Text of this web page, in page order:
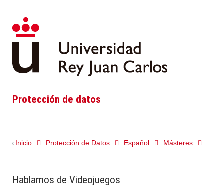
Protección de datos
Inicio Protección de Datos Español Másteres
Hablamos de Videojuegos